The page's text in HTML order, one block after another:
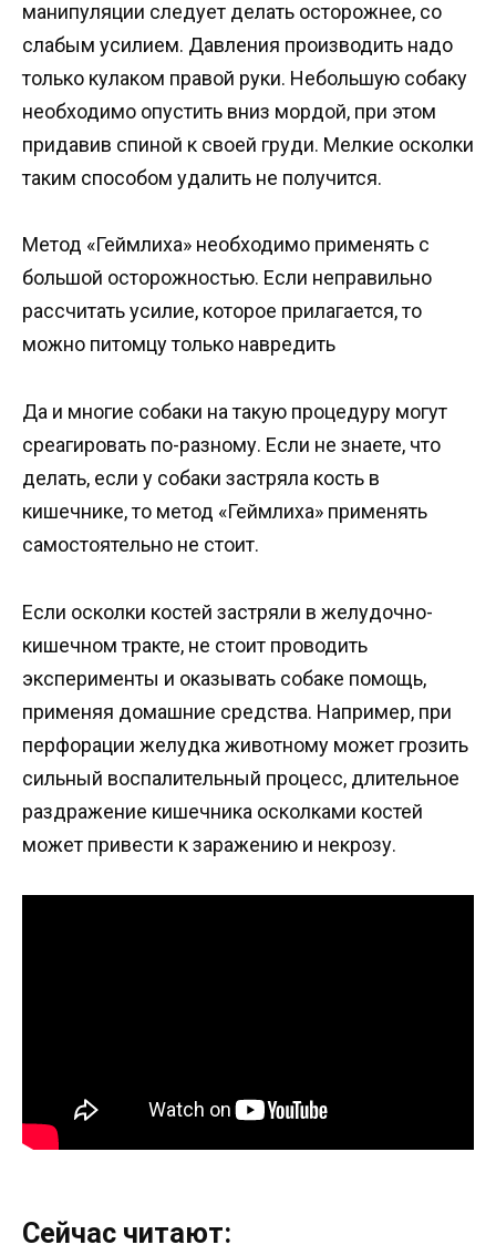
манипуляции следует делать осторожнее, со
слабым усилием. Давления производить надо
только кулаком правой руки. Небольшую собаку
необходимо опустить вниз мордой, при этом
придавив спиной к своей груди. Мелкие осколки
таким способом удалить не получится.
Метод «Геймлиха» необходимо применять с
большой осторожностью. Если неправильно
рассчитать усилие, которое прилагается, то
можно питомцу только навредить
Да и многие собаки на такую процедуру могут
среагировать по-разному. Если не знаете, что
делать, если у собаки застряла кость в
кишечнике, то метод «Геймлиха» применять
самостоятельно не стоит.
Если осколки костей застряли в желудочно-
кишечном тракте, не стоит проводить
эксперименты и оказывать собаке помощь,
применяя домашние средства. Например, при
перфорации желудка животному может грозить
сильный воспалительный процесс, длительное
раздражение кишечника осколками костей
может привести к заражению и некрозу.
Сейчас читают: